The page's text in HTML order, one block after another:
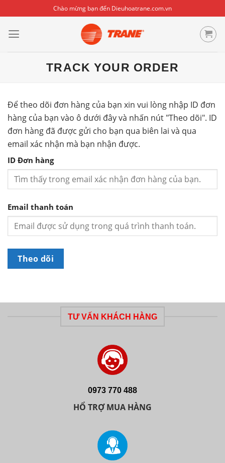
to
content
Chào mừng bạn đến Dieuhoatrane.com.vn
TRACK YOUR ORDER
Để theo dõi đơn hàng của bạn xin vui lòng nhập ID đơn
hàng của bạn vào ô dưới đây và nhấn nút "Theo dõi". ID
đơn hàng đã được gửi cho bạn qua biên lai và qua
email xác nhận mà bạn nhận được.
ID Đơn hàng
Email thanh toán
Theo dõi
TƯ VẤN KHÁCH HÀNG
0973 770 488
HỔ TRỢ MUA HÀNG